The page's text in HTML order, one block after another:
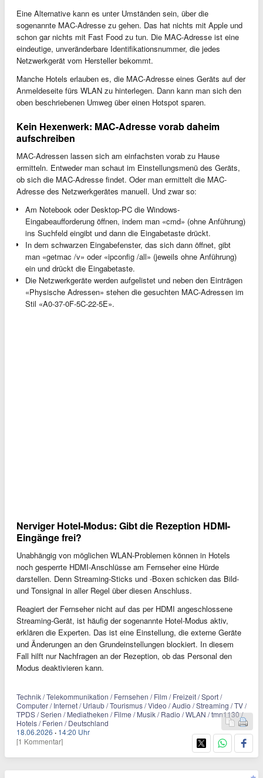
Eine Alternative kann es unter Umständen sein, über die
sogenannte MAC-Adresse zu gehen. Das hat nichts mit Apple und
schon gar nichts mit Fast Food zu tun. Die MAC-Adresse ist eine
eindeutige, unveränderbare Identifikationsnummer, die jedes
Netzwerkgerät vom Hersteller bekommt.
Manche Hotels erlauben es, die MAC-Adresse eines Geräts auf der
Anmeldeseite fürs WLAN zu hinterlegen. Dann kann man sich den
oben beschriebenen Umweg über einen Hotspot sparen.
Kein Hexenwerk: MAC-Adresse vorab daheim
aufschreiben
MAC-Adressen lassen sich am einfachsten vorab zu Hause
ermitteln. Entweder man schaut im Einstellungsmenü des Geräts,
ob sich die MAC-Adresse findet. Oder man ermittelt die MAC-
Adresse des Netzwerkgerätes manuell. Und zwar so:
Am Notebook oder Desktop-PC die Windows-
Eingabeaufforderung öffnen, indem man «cmd» (ohne Anführung)
ins Suchfeld eingibt und dann die Eingabetaste drückt.
In dem schwarzen Eingabefenster, das sich dann öffnet, gibt
man «getmac /v» oder «ipconfig /all» (jeweils ohne Anführung)
ein und drückt die Eingabetaste.
Die Netzwerkgeräte werden aufgelistet und neben den Einträgen
«Physische Adressen» stehen die gesuchten MAC-Adressen im
Stil «A0-37-0F-5C-22-5E».
Nerviger Hotel-Modus: Gibt die Rezeption HDMI-
Eingänge frei?
Unabhängig von möglichen WLAN-Problemen können in Hotels
noch gesperrte HDMI-Anschlüsse am Fernseher eine Hürde
darstellen. Denn Streaming-Sticks und -Boxen schicken das Bild-
und Tonsignal in aller Regel über diesen Anschluss.
Reagiert der Fernseher nicht auf das per HDMI angeschlossene
Streaming-Gerät, ist häufig der sogenannte Hotel-Modus aktiv,
erklären die Experten. Das ist eine Einstellung, die externe Geräte
und Änderungen an den Grundeinstellungen blockiert. In diesem
Fall hilft nur Nachfragen an der Rezeption, ob das Personal den
Modus deaktivieren kann.
Technik / Telekommunikation / Fernsehen / Film / Freizeit / Sport /
Computer / Internet / Urlaub / Tourismus / Video / Audio / Streaming / TV /
TPDS / Serien / Mediatheken / Filme / Musik / Radio / WLAN / tmn1130 /
Hotels / Ferien / Deutschland
18.06.2026 · 14:20 Uhr
[1 Kommentar]